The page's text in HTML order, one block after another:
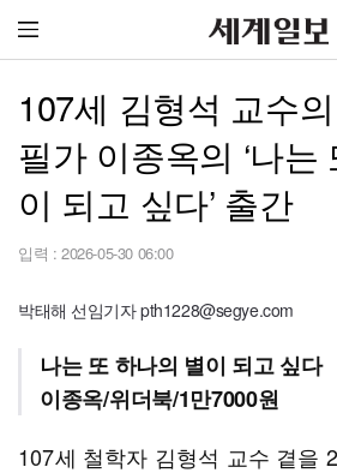
107세 김형석 교수
필가 이종옥의 ‘나는
이 되고 싶다’ 출간
입력 : 2026-05-30 06:00
박태해 선임기자 pth1228@segye.com
나는 또 하나의 별이 되고 싶다
이종옥/위더북/1만7000원
107세 철학자 김형석 교수 곁을